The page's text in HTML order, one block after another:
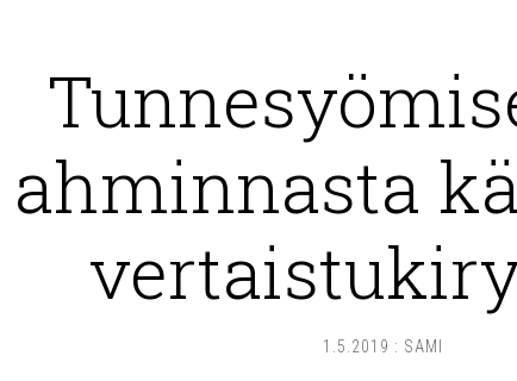
ahminnasta
1.5.2019 : SAMI